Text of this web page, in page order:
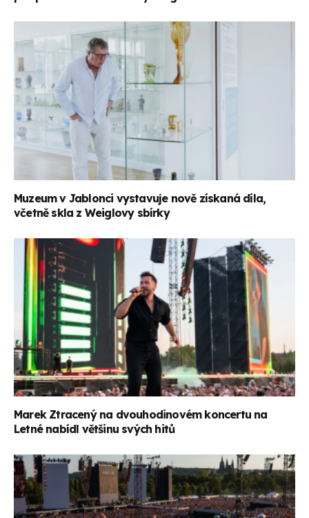
Muzeum v Jablonci vystavuje nově získaná díla,
včetně skla z Weiglovy sbírky
Marek Ztracený na dvouhodinovém koncertu na
Letné nabídl většinu svých hitů